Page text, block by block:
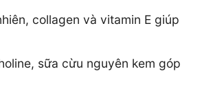
collagen và vitamin E giúp
sữa cừu nguyên kem góp